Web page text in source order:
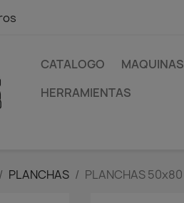
CATALOGO MAQUINAS
HERRAMIENTAS
PLANCHAS PLANCHAS 50x80